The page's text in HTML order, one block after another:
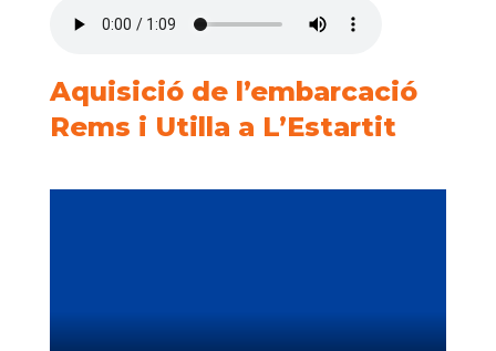
Aquisició de l’embarcació
Rems i Utilla a L’Estartit